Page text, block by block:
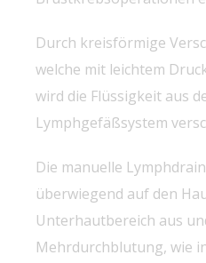
Durch kreisförmige
welche mit leichtem
wird die Flüssigkeit aus
Lymphgefäßsystem
Die manuelle
überwiegend auf den
Unterhautbereich aus
Mehrdurchblutung, wie